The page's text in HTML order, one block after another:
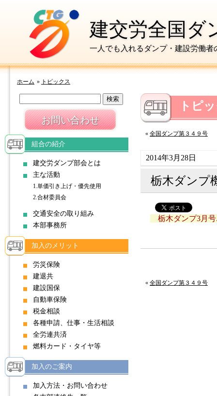
建交労全国ダ
一人でも入れるダンプ・建設労働者
ホーム » トピックス
トピ
« 全国ダンプ第３４９号
2014年3月28日
栃木ダンプ
栃木ダンプ3月号
« 全国ダンプ第３４９号
お問い合わせ
組合の紹介
建交労ダンプ部会とは
主な活動
1.単価引き上げ・優先使用
2.合材委員会
交通安全の取り組み
本部事務所
加入のメリット
労災保険
建退共
建設国保
自動車保険
税金相談
各種申請、仕事・生活相談
全労連共済
燃料カード・タイヤ等
加入のご案内
加入方法・お問い合わせ